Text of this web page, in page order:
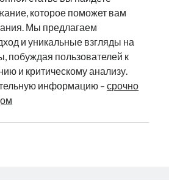
которое поможет вам
Мы предлагаем
и уникальные взгляды на
побуждая пользователей к
и критическому анализу.
информацию –срочно